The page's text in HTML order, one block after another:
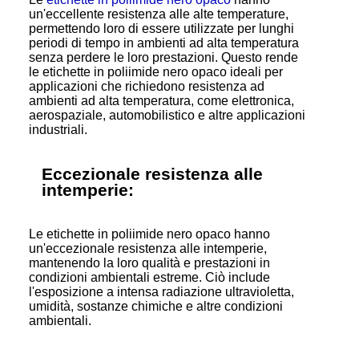
un'eccellente resistenza alle alte temperature,
permettendo loro di essere utilizzate per lunghi
periodi di tempo in ambienti ad alta temperatura
senza perdere le loro prestazioni. Questo rende
le etichette in poliimide nero opaco ideali per
applicazioni che richiedono resistenza ad
ambienti ad alta temperatura, come elettronica,
aerospaziale, automobilistico e altre applicazioni
industriali.
Eccezionale resistenza alle
intemperie:
Le etichette in poliimide nero opaco hanno
un'eccezionale resistenza alle intemperie,
mantenendo la loro qualità e prestazioni in
condizioni ambientali estreme. Ciò include
l'esposizione a intensa radiazione ultravioletta,
umidità, sostanze chimiche e altre condizioni
ambientali.